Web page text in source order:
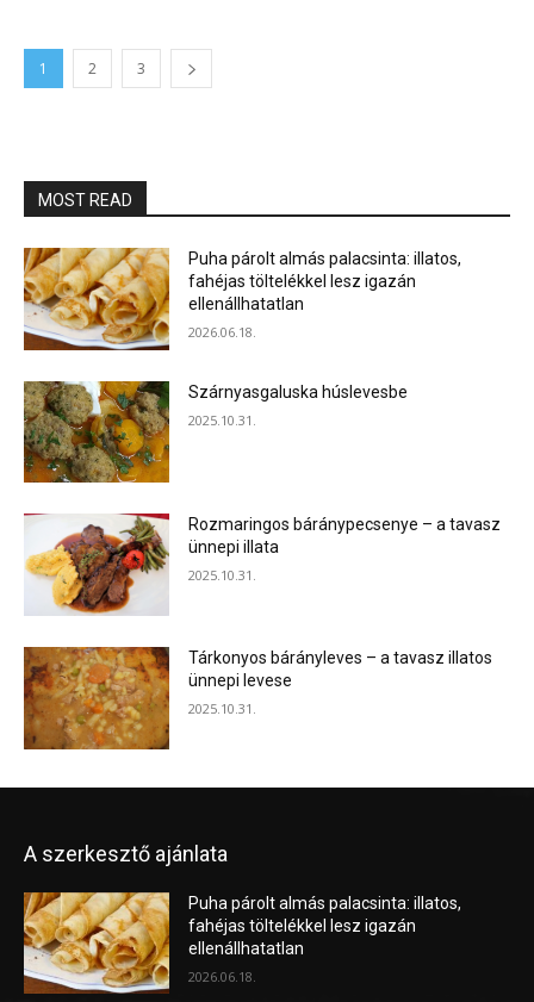
1 2 3
MOST READ
Puha párolt almás palacsinta: illatos,
fahéjas töltelékkel lesz igazán
ellenállhatatlan
2026.06.18.
Szárnyasgaluska húslevesbe
2025.10.31.
Rozmaringos báránypecsenye – a tavasz
ünnepi illata
2025.10.31.
Tárkonyos bárányleves – a tavasz illatos
ünnepi levese
2025.10.31.
A szerkesztő ajánlata
Puha párolt almás palacsinta: illatos,
fahéjas töltelékkel lesz igazán
ellenállhatatlan
2026.06.18.